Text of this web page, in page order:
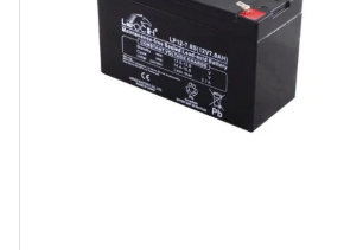
სიმძლავრე
შემავალი ძაბვის დიაპაზონი